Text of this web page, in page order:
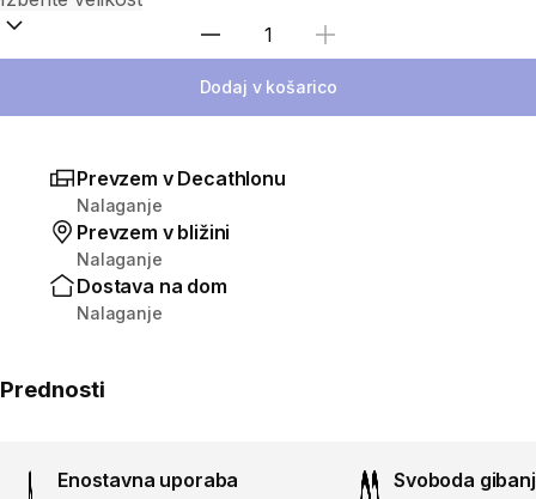
Izberite količino
Dodaj v košarico
Prevzem v Decathlonu
Nalaganje
Prevzem v bližini
Nalaganje
Dostava na dom
Nalaganje
Prednosti
Enostavna uporaba Svoboda